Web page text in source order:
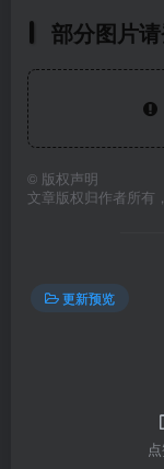
部分图片
© 版权声明
文章版权归作者所有
更新预览